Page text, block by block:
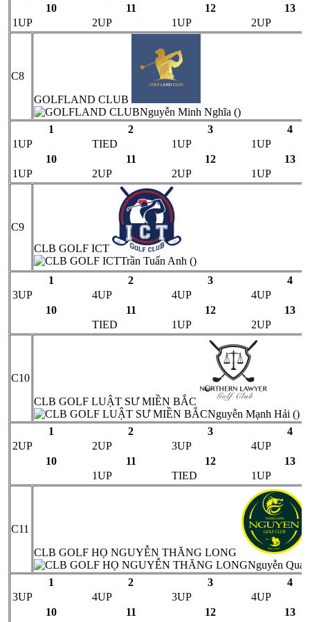
10
11 12
13
1UP
2UP 1UP 2UP
C8
GOLFLAND CLUB
Nguyễn Minh Nghĩa ()
1
2 3
4
1UP
TIED 1UP
1UP
10
11 12
13
1UP
2UP 2UP 1UP
C9
CLB GOLF ICT
Trần Tuấn Anh ()
1
2 3
4
3UP
4UP 4UP
4UP
10
11 12
13
TIED
1UP 2UP
C10
CLB GOLF LUẬT SƯ MIỀN BẮC
Nguyễn Mạnh Hải ()
1
2 3
4
2UP
2UP 3UP
4UP
10
11 12
13
1UP
TIED 1UP
C11
CLB GOLF HỌ NGUYỄN THĂNG LONG
Nguyễn
1
2 3
4
3UP
4UP 3UP
4UP
10
11 12
13